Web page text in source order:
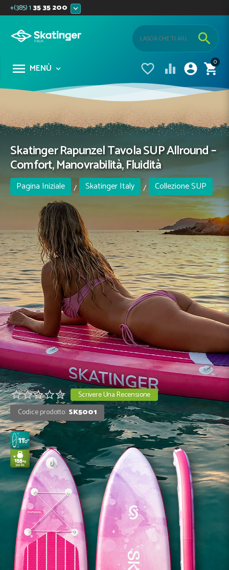
+(385) 135 35 200 
0


 

 MENÙ 
Skatinger Rapunzel Tavola SUP Allround –
Comfort, Manovrabilità, Fluidità
Pagina Iniziale / Skatinger Italy /
Collezione SUP
Allround /
Scrivere Una Recensione
Codice prodotto: SK5001